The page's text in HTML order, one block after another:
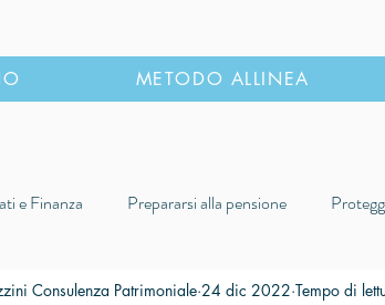
METODO ALLINEA
e Finanza Prepararsi alla pensione
Decisioni consapevoli Casi e Storie di vita
Consulenza Patrimoniale 24 dic 2022 Tempo di